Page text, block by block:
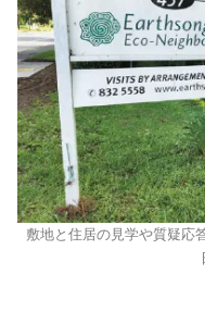
敷地と住居の見学や質疑応